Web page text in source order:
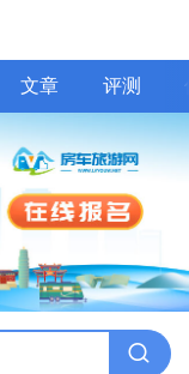
文章 评测